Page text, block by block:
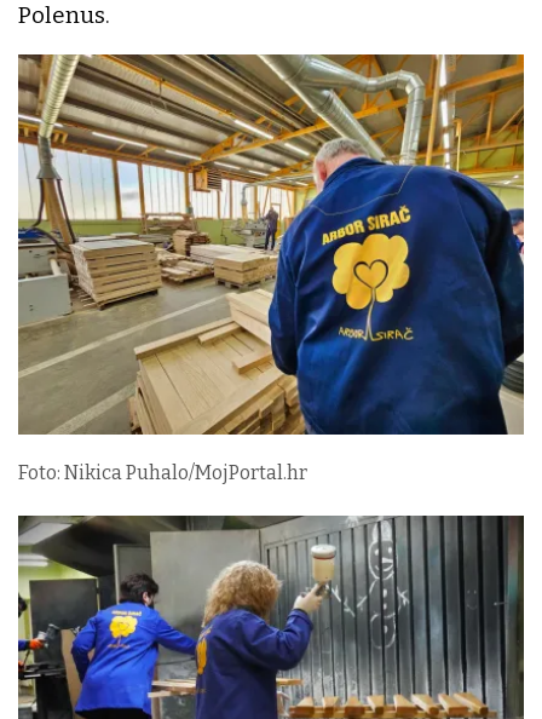
Polenus.
Foto: Nikica Puhalo/MojPortal.hr